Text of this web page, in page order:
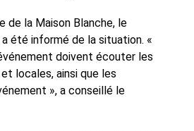
de la Maison Blanche, le
été informé de la situation. «
doivent écouter les
locales, ainsi que les
», a conseillé le